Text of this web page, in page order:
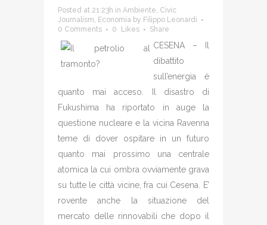
Posted at 21:23h in Ambiente, Civic
Journalism, Economia by Filippo Leonardi
0 Comments
0 Likes Share
CESENA – Il
dibattito
sull’energia è
quanto mai acceso. Il disastro di
Fukushima ha riportato in auge la
questione nucleare e la vicina Ravenna
teme di dover ospitare in un futuro
quanto mai prossimo una centrale
atomica la cui ombra ovviamente grava
su tutte le città vicine, fra cui Cesena. E’
rovente anche la situazione del
mercato delle rinnovabili che dopo il